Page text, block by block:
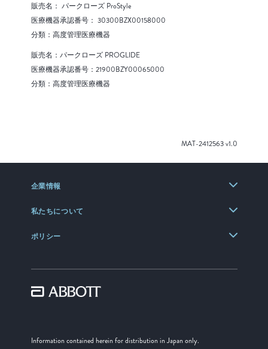
販売名： パークローズ ProStyle
医療機器承認番号： 30300BZX00158000
分類：高度管理医療機器
販売名：パークローズ PROGLIDE
医療機器承認番号：21900BZY00065000
分類：高度管理医療機器
MAT-2412563 v1.0
企業情報
私たちについて
ポリシー
Information contained herein for distribution in Japan only.